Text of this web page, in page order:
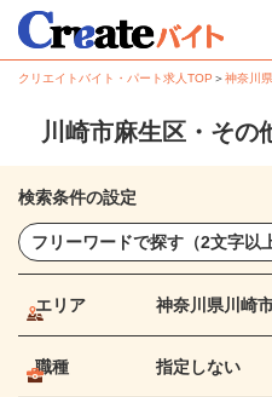
クリエイトバイト・パート求人TOP ＞神奈川県
川崎市麻生区・その
検索条件の設定
エリア 神奈川県川崎
職種 指定しない